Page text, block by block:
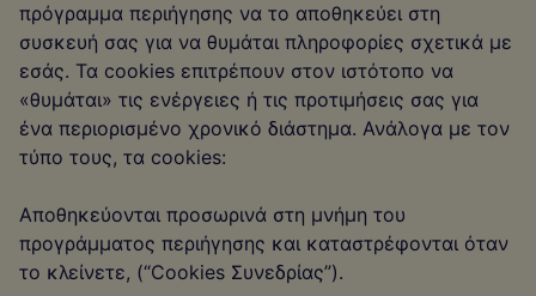
πρόγραμμα περιήγησης να το αποθηκεύει στη
συσκευή σας για να θυμάται πληροφορίες σχετικά με
εσάς. Τα cookies επιτρέπουν στον ιστότοπο να
«θυμάται» τις ενέργειες ή τις προτιμήσεις σας για
ένα περιορισμένο χρονικό διάστημα. Ανάλογα με τον
τύπο τους, τα cookies:
Αποθηκεύονται προσωρινά στη μνήμη του
προγράμματος περιήγησης και καταστρέφονται όταν
το κλείνετε, (“Cookies Συνεδρίας”).